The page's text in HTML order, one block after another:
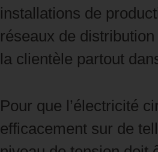
installations de
réseaux de
la clientèle partout
Pour que l’électricité
efficacement sur de